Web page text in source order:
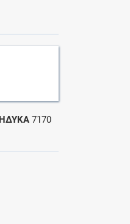
ΗΔΥΚΑ 7170